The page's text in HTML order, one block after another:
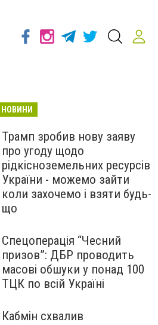
НОВИНИ
Трамп зробив нову заяву
про угоду щодо
рідкісноземельних ресурсів
України - можемо зайти
коли захочемо і взяти будь-
що
Спецоперація “Чесний
призов”: ДБР проводить
масові обшуки у понад 100
ТЦК по всій Україні
Кабмін схвалив